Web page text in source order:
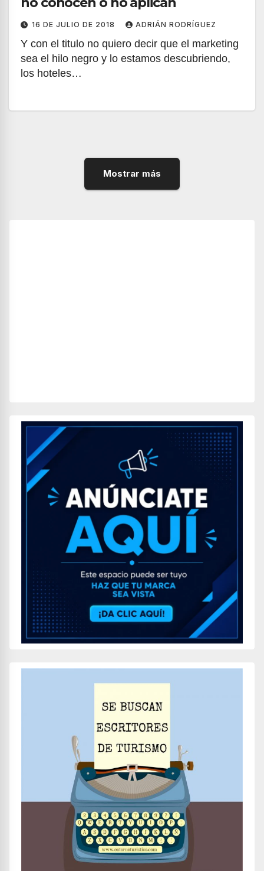
16 DE JULIO DE 2018 ADRIÁN RODRÍGUEZ
Y con el titulo no quiero decir que el marketing
sea el hilo negro y lo estamos descubriendo,
los hoteles…
Mostrar más